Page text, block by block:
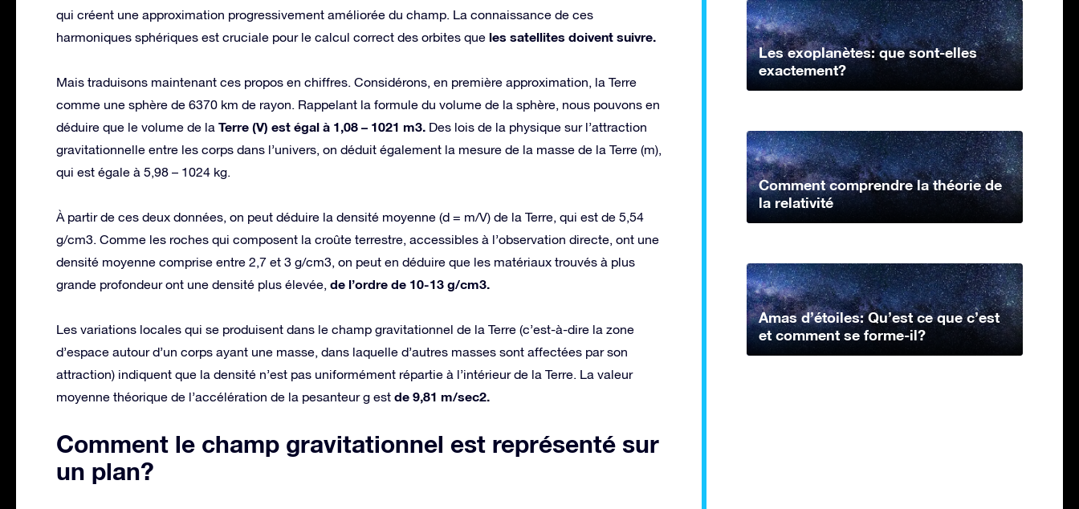
qui créent une approximation progressivement améliorée du champ. La connaissance de ces
harmoniques sphériques est cruciale pour le calcul correct des orbites que les satellites doivent suivre.
Mais traduisons maintenant ces propos en chiffres. Considérons, en première approximation, la Terre
comme une sphère de 6370 km de rayon. Rappelant la formule du volume de la sphère, nous pouvons en
déduire que le volume de la Terre (V) est égal à 1,08 – 1021 m3. Des lois de la physique sur l’attraction
gravitationnelle entre les corps dans l’univers, on déduit également la mesure de la masse de la Terre (m),
qui est égale à 5,98 – 1024 kg.
À partir de ces deux données, on peut déduire la densité moyenne (d = m/V) de la Terre, qui est de 5,54
g/cm3. Comme les roches qui composent la croûte terrestre, accessibles à l’observation directe, ont une
densité moyenne comprise entre 2,7 et 3 g/cm3, on peut en déduire que les matériaux trouvés à plus
grande profondeur ont une densité plus élevée, de l’ordre de 10-13 g/cm3.
Les variations locales qui se produisent dans le champ gravitationnel de la Terre (c’est-à-dire la zone
d’espace autour d’un corps ayant une masse, dans laquelle d’autres masses sont affectées par son
attraction) indiquent que la densité n’est pas uniformément répartie à l’intérieur de la Terre. La valeur
moyenne théorique de l’accélération de la pesanteur g est de 9,81 m/sec2.
Comment le champ gravitationnel est représenté sur
un plan?
Les exoplanètes: que sont-elles
exactement?
Comment comprendre la théorie de
la relativité
Amas d’étoiles: Qu’est ce que c’est
et comment se forme-il?